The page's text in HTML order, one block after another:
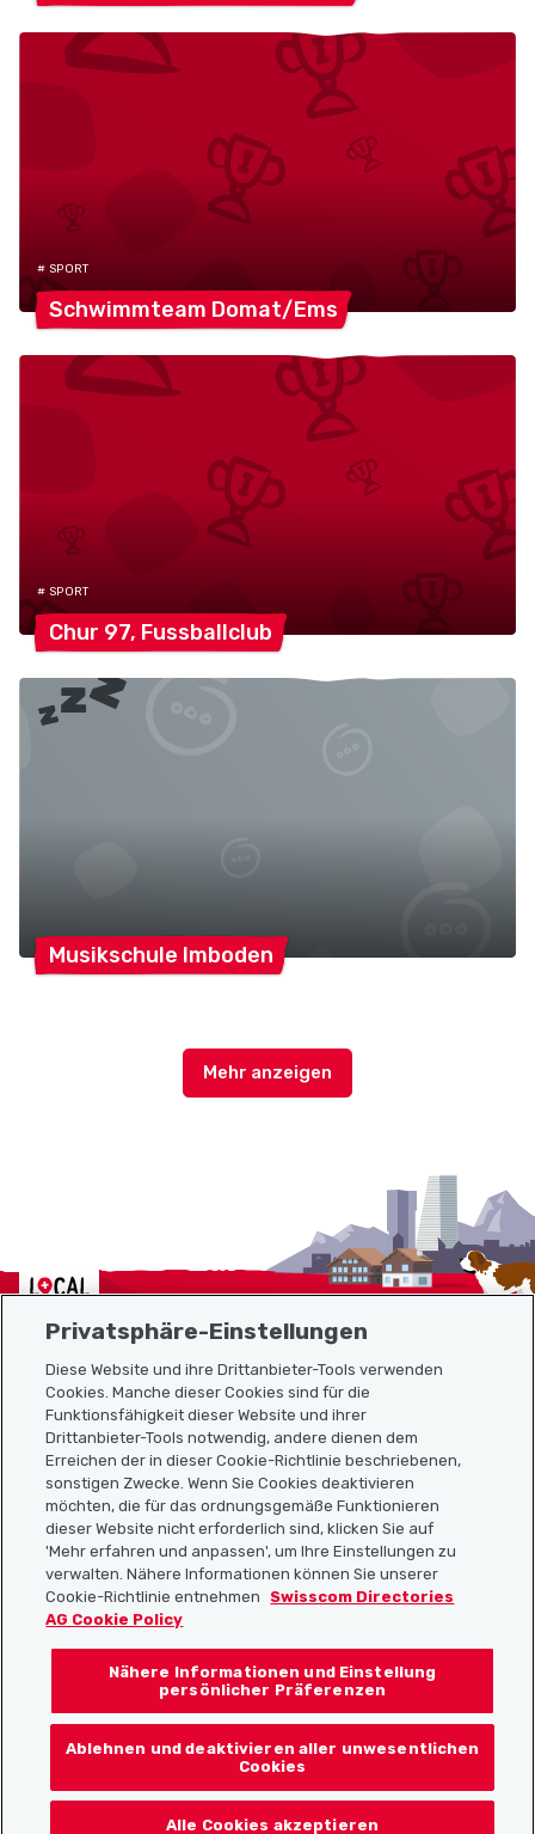
# SPORT
Schwimmteam Domat/Ems
# SPORT
Chur 97, Fussballclub
Musikschule Imboden
Localcities
Sitemap
Nützliche Links
Localcities App herunterladen
Folgt uns auf:
Privatsphäre-Einstellungen
Diese Website und ihre Drittanbieter-Tools verwenden
Cookies. Manche dieser Cookies sind für die
Funktionsfähigkeit dieser Website und ihrer
Drittanbieter-Tools notwendig, andere dienen dem
Erreichen der in dieser Cookie-Richtlinie beschriebenen,
sonstigen Zwecke. Wenn Sie Cookies deaktivieren
möchten, die für das ordnungsgemäße Funktionieren
dieser Website nicht erforderlich sind, klicken Sie auf
'Mehr erfahren und anpassen', um Ihre Einstellungen zu
verwalten. Nähere Informationen können Sie unserer
Cookie-Richtlinie entnehmen
Swisscom Directories
AG Cookie Policy
Nähere Informationen und Einstellung
persönlicher Präferenzen
Ablehnen und deaktivieren aller unwesentlichen
Cookies
Alle Cookies akzeptieren